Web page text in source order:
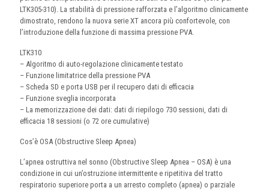
LTK305-310). La stabilità di pressione rafforzata e l’algoritmo clinicamente
dimostrato, rendono la nuova serie XT ancora più confortevole, con
l’introduzione della funzione di massima pressione PVA.
LTK310
– Algoritmo di auto-regolazione clinicamente testato
– Funzione limitatrice della pressione PVA
– Scheda SD e porta USB per il recupero dati di efficacia
– Funzione sveglia incorporata
– La memorizzazione dei dati: dati di riepilogo 730 sessioni, dati di
efficacia 18 sessioni (o 72 ore cumulative)
Cos’è OSA (Obstructive Sleep Apnea)
L’apnea ostruttiva nel sonno (Obstructive Sleep Apnea – OSA) è una
condizione in cui un’ostruzione intermittente e ripetitiva del tratto
respiratorio superiore porta a un arresto completo (apnea) o parziale